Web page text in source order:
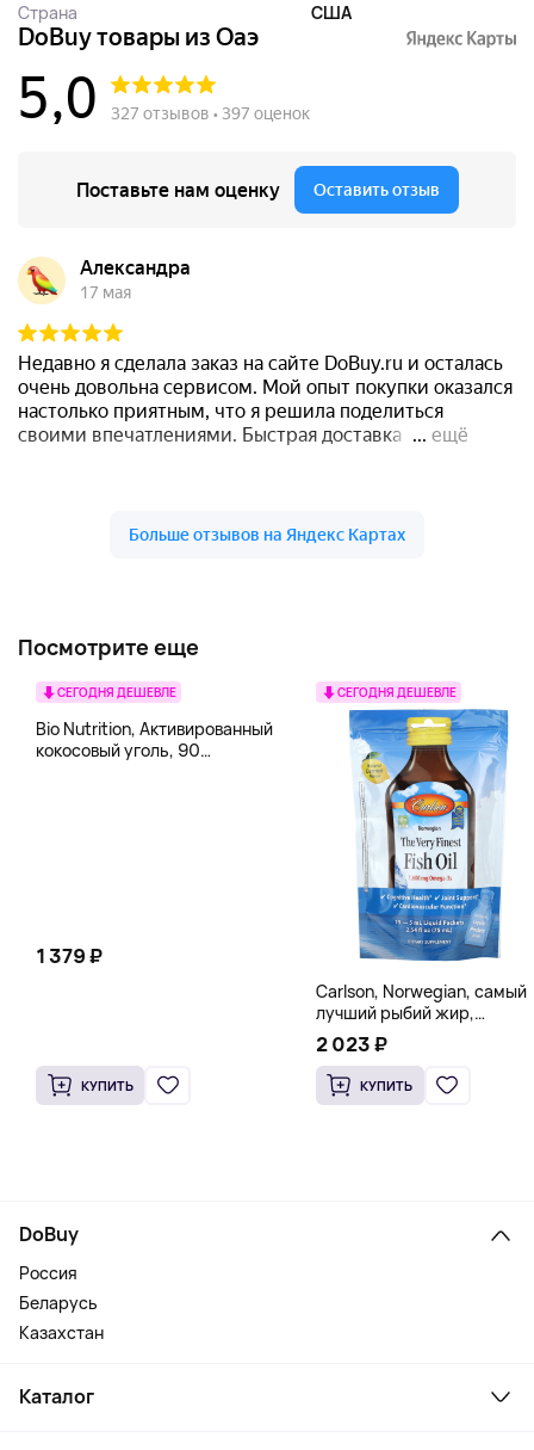
Страна
США
Посмотрите еще
СЕГОДНЯ ДЕШЕВЛЕ
Bio Nutrition, Активированный
кокосовый уголь, 90
1 379 ₽
КУПИТЬ
СЕГОДНЯ ДЕШЕВЛЕ
Carlson, Norwegian, самый
лучший рыбий жир,
натуральный лимон, 15
пакетиков (5 мл) каждый
2 023 ₽
КУПИТЬ
DoBuy
Россия
Беларусь
Казахстан
Каталог